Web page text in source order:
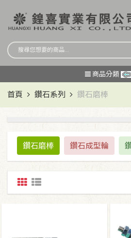
商品分類
首頁 鑽石系列 鑽石磨棒
鑽石磨棒 鑽石成型輪